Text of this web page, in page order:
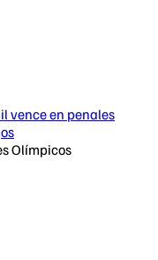
vence en penales
Olímpicos